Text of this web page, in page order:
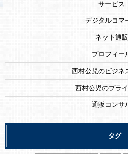
サービス
デジタルコマ
ネット通販
プロフィー
西村公児のビジネ
西村公児のプラ
通販コンサ
タグ